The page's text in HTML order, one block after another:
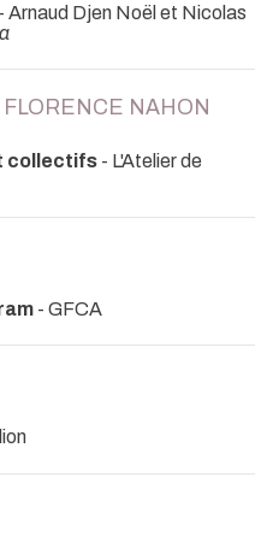
- Arnaud Djen Noël et Nicolas
FLORENCE NAHON
collectifs - L'Atelier de
- GFCA